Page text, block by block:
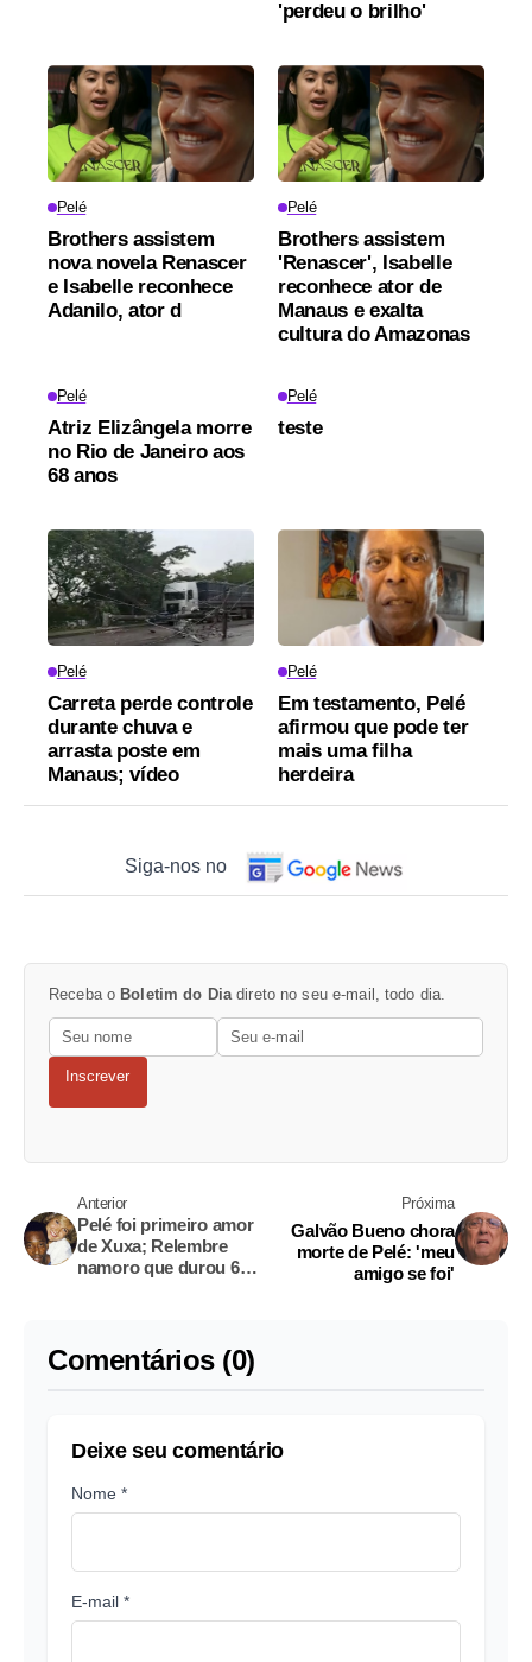
'perdeu o brilho'
Pelé
Brothers assistem
nova novela Renascer
e Isabelle reconhece
Adanilo, ator d
Pelé
Brothers assistem
'Renascer', Isabelle
reconhece ator de
Manaus e exalta
cultura do Amazonas
Pelé
Atriz Elizângela morre
no Rio de Janeiro aos
68 anos
Pelé
teste
Pelé
Carreta perde controle
durante chuva e
arrasta poste em
Manaus; vídeo
Pelé
Em testamento, Pelé
afirmou que pode ter
mais uma filha
herdeira
Siga-nos no
Receba o Boletim do Dia direto no seu e-mail, todo dia.
Inscrever
Anterior
Pelé foi primeiro amor
de Xuxa; Relembre
namoro que durou 6
Próxima
Galvão Bueno chora
morte de Pelé: 'meu
amigo se foi'
Comentários (0)
Deixe seu comentário
Nome *
E-mail *